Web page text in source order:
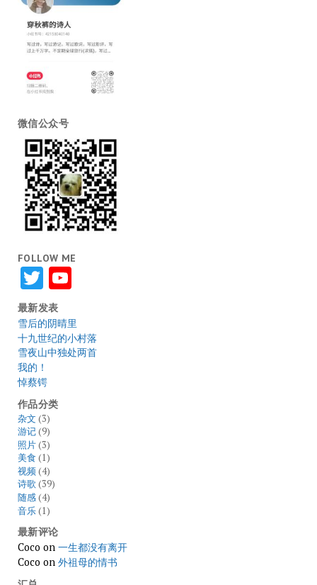
微信公众号
FOLLOW ME
TwitterYouTube
最新发表
雪后的阴晴里
十九世纪的小村落
雪夜山中独处两首
我的！
悼蔡锷
作品分类
杂文 (3)
游记(9)
照片(3)
美食 (1)
视频(4)
诗歌(39)
随感(4)
音乐(1)
最新评论
Coco on 一生都没有离开
Coco on 外祖母的情书